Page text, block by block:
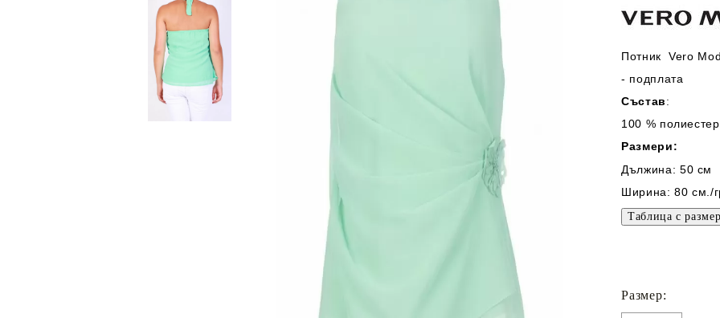
Потник Vero
- подплата
Състав :
100 % полиестер
Размери:
Дължина: 50 см
Ширина: 80см./
Размер: